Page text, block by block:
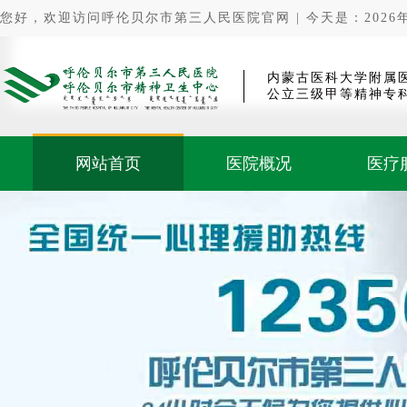
您好，欢迎访问呼伦贝尔市第三人民医院官网 | 今天是：2026
内蒙古医科大学附属
公立三级甲等精神专
网站首页 医院概况 医疗